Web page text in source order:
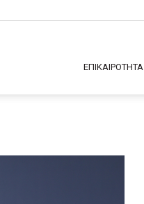
ΕΠΙΚΑΙΡΟΤΗΤΑ